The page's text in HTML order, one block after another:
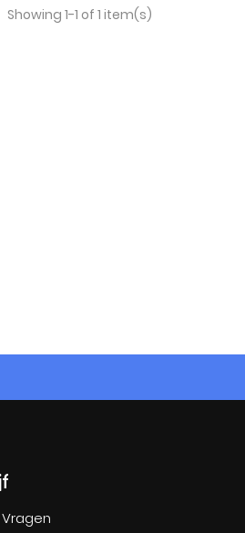
Showing 1-1 of 1 item(s)